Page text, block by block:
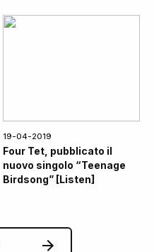
19-04-2019
Four Tet, pubblicato il
nuovo singolo “Teenage
Birdsong” [Listen]